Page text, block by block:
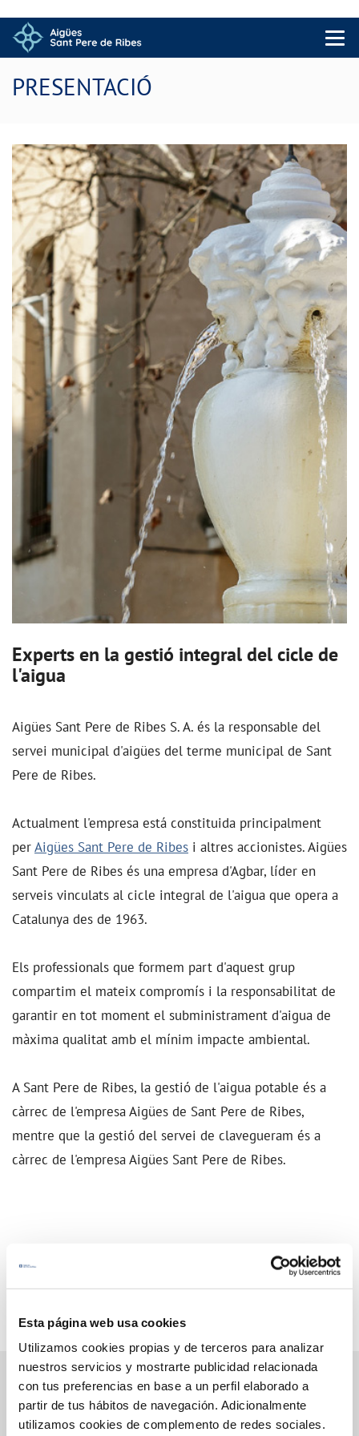
Esta página web usa cookies
Utilizamos cookies propias y de terceros para analizar
nuestros servicios y mostrarte publicidad relacionada
con tus preferencias en base a un perfil elaborado a
partir de tus hábitos de navegación. Adicionalmente
utilizamos cookies de complemento de redes sociales.
Menu
PRESENTACIÓ
Experts en la gestió integral del cicle de
l'aigua
Aigües Sant Pere de Ribes S. A. és la responsable del
servei municipal d'aigües del terme municipal de Sant
Pere de Ribes.
Actualment l'empresa está constituida principalment
perAigües Sant Pere de Ribes i altres accionistes. Aigües
Sant Pere de Ribes és una empresa d'Agbar, líder en
serveis vinculats al cicle integral de l'aigua que opera a
Catalunya des de 1963.
Els professionals que formem part d'aquest grup
compartim el mateix compromís i la responsabilitat de
garantir en tot moment el subministrament d'aigua de
màxima qualitat amb el mínim impacte ambiental.
A Sant Pere de Ribes, la gestió de l'aigua potable és a
càrrec de l'empresa Aigües de Sant Pere de Ribes,
mentre que la gestió del servei de clavegueram és a
càrrec de l'empresa Aigües Sant Pere de Ribes.
Gestions en Línia